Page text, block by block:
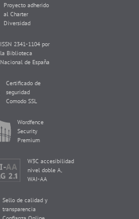
Proyecto adherido
al Charter
Diversidad
ISSN 2341-1104 por
la Biblioteca
Nacional de España
Certificado de
seguridad
Comodo SSL
Wordfence
Security
Premium
W3C accesibilidad
nivel doble A,
WAI-AA
Sello de calidad y
transparencia